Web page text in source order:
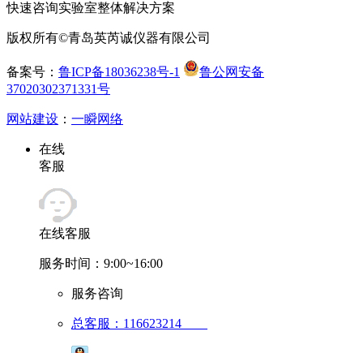
快速咨询实验室整体解决方案
版权所有©青岛英芮诚仪器有限公司
备案号： 鲁ICP备18036238号-1
鲁公网安备
37020302371331号
网站建设 ： 一瞬网络
在线
客服
在线客服
服务时间：9:00~16:00
服务咨询
总客服：116623214